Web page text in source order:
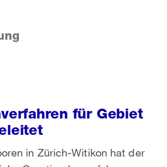
für Gebiet
in Zürich-Witikon hat der